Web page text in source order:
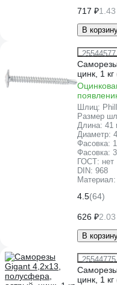
717 ₽
В
25544577
цинк, 1
Шлиц:
Размер
Длина: 41
Диаметр:
Фасовка:
Фасовка:
ГОСТ: нет
DIN: 968
Материал:
4.5(64)
626 ₽
В
25544775
цинк, 1